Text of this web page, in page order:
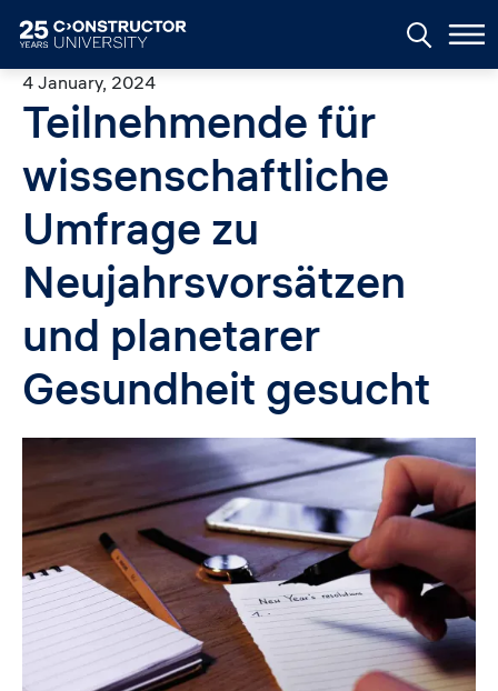
4 January, 2024
Teilnehmende für
wissenschaftliche
Umfrage zu
Neujahrsvorsätzen
und planetarer
Gesundheit gesucht
Image